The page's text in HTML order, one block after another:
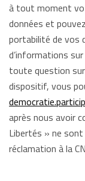
à tout moment
données et
portabilité de vos
d’informations
toute question
dispositif, vous
après nous avoir
Libertés » ne
réclamation à la